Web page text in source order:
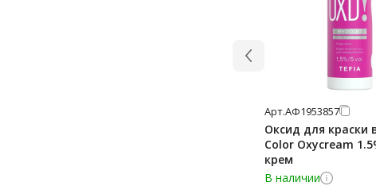
Арт.АФ1953857
Оксид для краски
Color Oxycream
крем
В наличии